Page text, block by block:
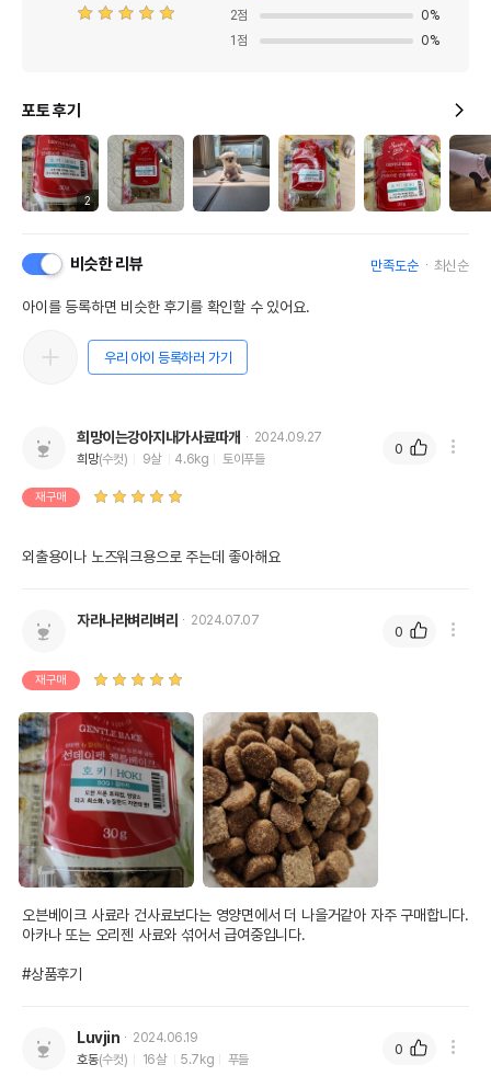
2점 0%
1 점 0%
포토 후기
2
비슷한 리뷰 만족도순 최신순
아이를 등록하면 비슷한 후기를 확인할 수 있어요.
우리 아이 등록하러 가기
희망이는강아지내가사료따개
2024.09.27
희망(수컷) 9살 4.6kg 토이푸들
재구매
외출용이나 노즈워크용으로 주는데 좋아해요
0
자라나라벼리벼리 2024.07.07
재구매
오븐베이크 사료라 건사료보다는 영양면에서 더 나을거같아 자주 구매합니다.
아카나 또는 오리젠 사료와 섞어서 급여중입니다.
#상품후기
0
Luvjin
2024.06.19
호동(수컷) 16살 5.7kg 푸들
0